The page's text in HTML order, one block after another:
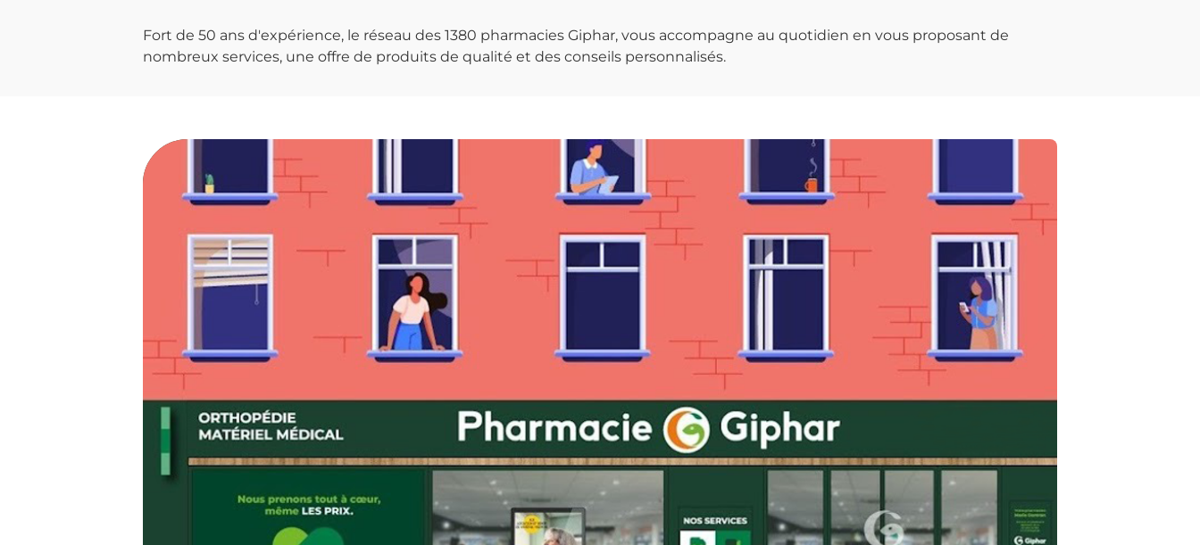
Fort de 50 ans d'expérience, le réseau des 1380 pharmacies Giphar, vous accompagne au quotidien en vous proposant de
nombreux services, une offre de produits de qualité et des conseils personnalisés.